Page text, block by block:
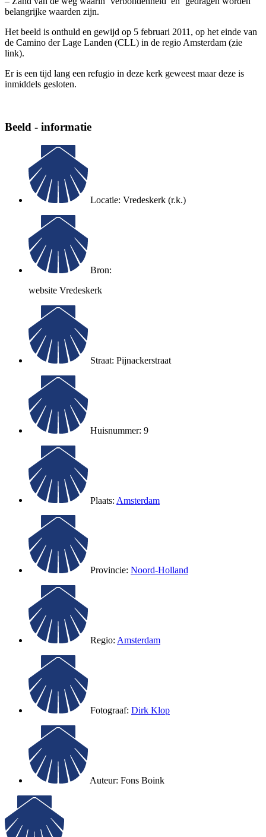
belangrijke waarden zijn.
Het beeld is onthuld en gewijd op 5 februari 2011, op het einde van
de Camino der Lage Landen (CLL) in de regio Amsterdam (zie
link).
Er is een tijd lang een refugio in deze kerk geweest maar deze is
inmiddels gesloten.
Beeld - informatie
Locatie: Vredeskerk (r.k.)
Bron:
website Vredeskerk
Straat: Pijnackerstraat
Huisnummer: 9
Plaats: Amsterdam
Provincie: Noord-Holland
Regio: Amsterdam
Fotograaf: Dirk Klop
Auteur: Fons Boink